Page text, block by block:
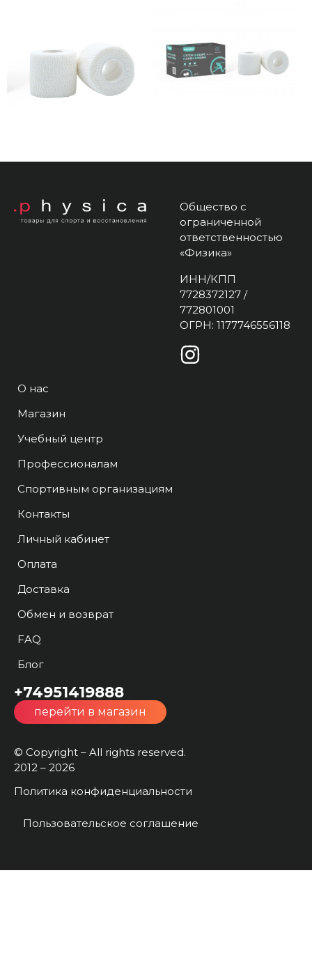
Общество с
ограниченной
ответственностью
«Физика»
ИНН/КПП
7728372127 /
772801001
ОГРН: 1177746556118
О нас
Магазин
Учебный центр
Профессионалам
Спортивным организациям
Контакты
Личный кабинет
Оплата
Доставка
Обмен и возврат
FAQ
Блог
+74951419888
перейти в магазин
© Copyright – All rights reserved.
2012 – 2026
Политика конфиденциальности
Пользовательское соглашение